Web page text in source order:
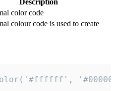
Description
color code
colour code is used to create